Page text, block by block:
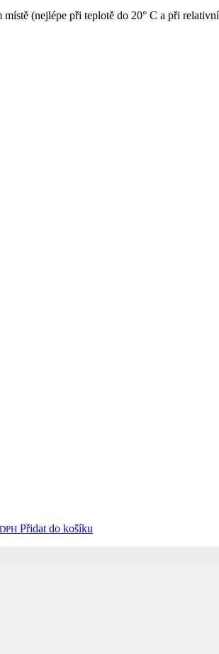
(nejlépe při teplotě do 20° C a při
Přidat do košíku